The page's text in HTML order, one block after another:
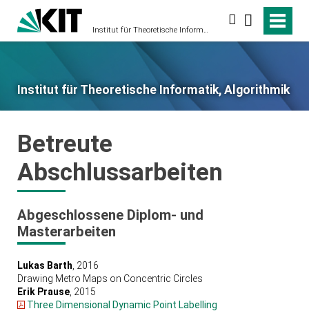
Institut für Theoretische Informatik, Algorithmik
Suche
Institut für Theoretische Informatik, Algorithmik
Betreute
Abschlussarbeiten
Abgeschlossene Diplom- und
Masterarbeiten
Lukas Barth , 2016
Drawing Metro Maps on Concentric Circles
Erik Prause, 2015
Three Dimensional Dynamic Point Labelling